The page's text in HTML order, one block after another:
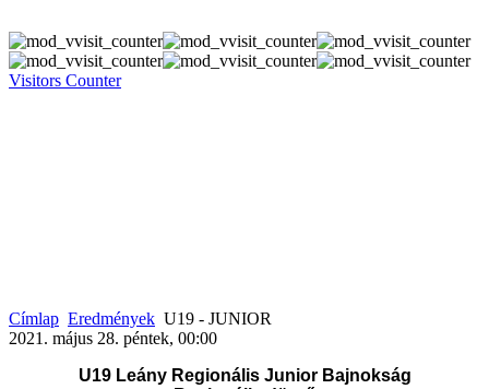
Visitors Counter
Címlap Eredmények U19 - JUNIOR
2021. május 28. péntek, 00:00
U19 Leány Regionális Junior Bajnokság